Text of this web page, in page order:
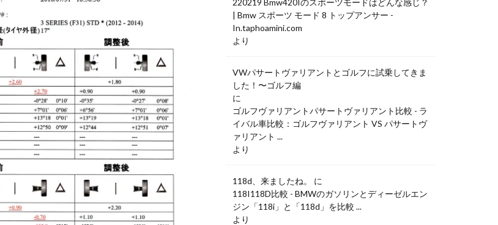
220219 Bmw420Iのスポーツモードはどんな感じ？
| Bmw スポーツ モード 8 トップアンサー -
In.taphoamini.com
より
VWパサートヴァリアントとゴルフに試乗してきま
した！〜ゴルフ編
に
ゴルフヴァリアントパサートヴァリアント比較 - ラ
イバル車比較：ゴルフヴァリアント VS パサートヴ
ァリアント ...
より
118d、来ましたね。
に
118I118D比較 - BMWのガソリンとディーゼルエン
ジン「118i」と「118d」を比較 ...
より